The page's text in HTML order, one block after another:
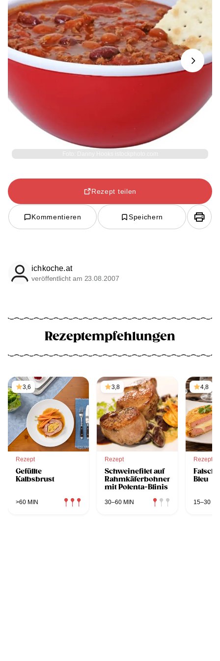
Next
Rezept teilen
Kommentieren Speichern
ichkoche.at
veröffentlicht am 23.08.2007
Rezeptempfehlungen
3,6
Rezept
Gefüllte
Kalbsbrust
>60 MIN
3,8
Rezept
Schweinefilet auf
Rahmkäferbohnen
mit Polenta-Blinis
30–60 MIN
4,8
Rezept
Bleu
15–30